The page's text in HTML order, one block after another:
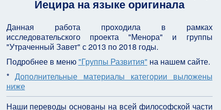
Йецира на языке оригинала
Данная работа проходила в рамках
исследовательского проекта "Менора" и группы
"Утраченный Завет" с 2013 по 2018 годы.
Подробнее в меню"Группы Развития" на нашем сайте.
*Дополнительные материалы категории выложены
ниже
Наши переводы основаны на всей философской части